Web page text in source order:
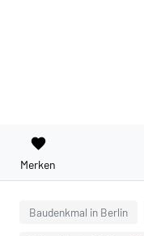
favorite
Merken
Baudenkmal in Berlin